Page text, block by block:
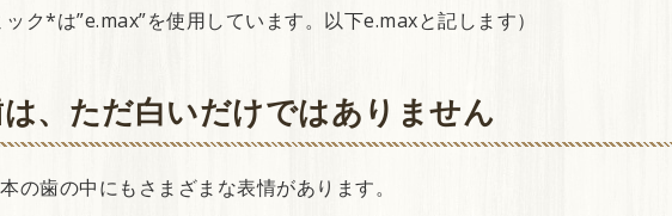
ック*は”e.max”を使用しています。以下e.maxと記します）
、ただ白いだけではありません
の歯の中にもさまざまな表情があります。